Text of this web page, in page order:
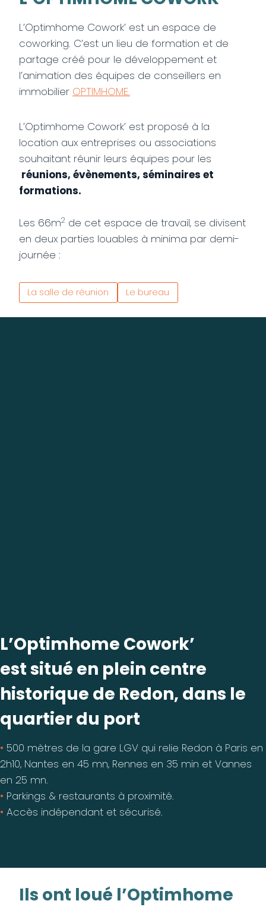
L’Optimhome Cowork’ est un espace de
coworking. C’est un lieu de formation et de
partage créé pour le développement et
l’animation des équipes de conseillers en
immobilier OPTIMHOME.
L’Optimhome Cowork’ est proposé à la
location aux entreprises ou associations
souhaitant réunir leurs équipes pour les
réunions, évènements, séminaires et
formations.
Les 66m2 de cet espace de travail, se divisent
en deux parties louables à minima par demi-
journée :
La salle de réunion Le bureau
L’Optimhome Cowork’
est situé en plein centre
historique de Redon, dans le
quartier du port
• 500 mètres de la gare LGV qui relie Redon à Paris en
2h10, Nantes en 45 mn, Rennes en 35 min et Vannes
en 25 mn.
• Parkings & restaurants à proximité.
• Accès indépendant et sécurisé.
Ils ont loué l’Optimhome